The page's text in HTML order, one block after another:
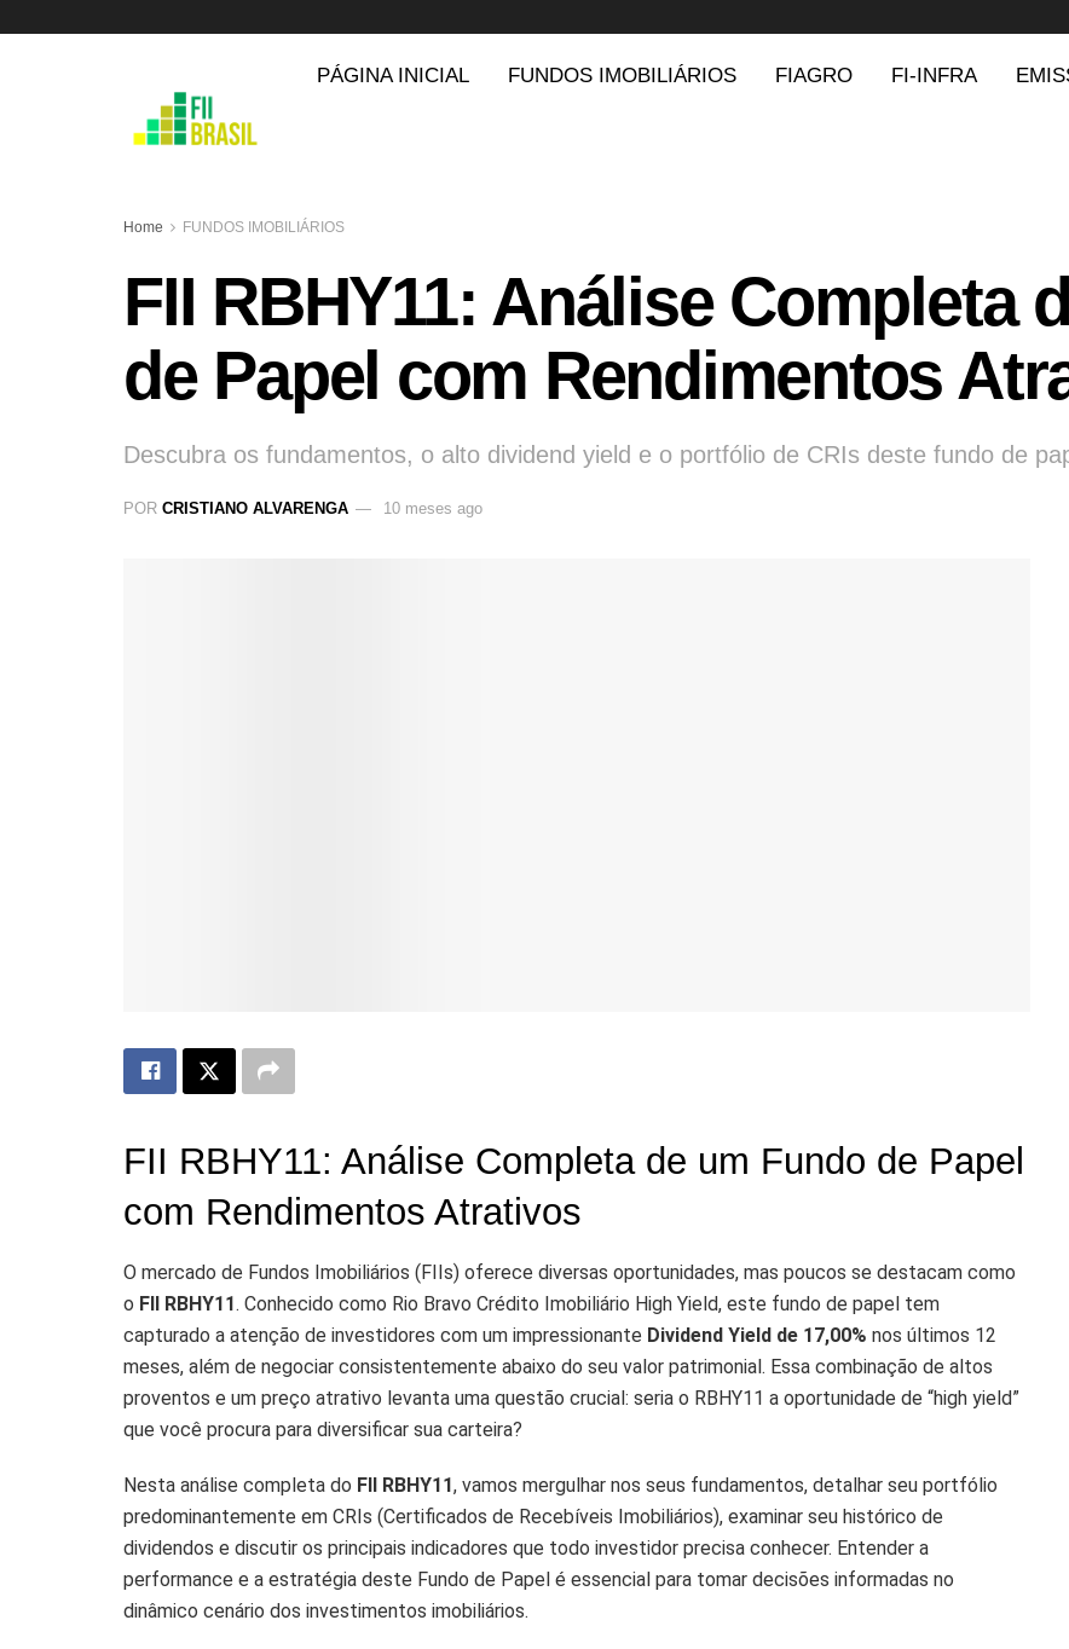
PÁGINA INICIAL FUNDOS IMOBILIÁRIOS FIAGRO FI-INFRA
Home FUNDOS IMOBILIÁRIOS
FII RBHY11: Análise Completa
de Papel com Rendimentos
Descubra os fundamentos, o alto dividend yield e o portfólio de CRIs deste fundo de
POR CRISTIANO ALVARENGA 10 meses ago
FII RBHY11: Análise Completa de um Fundo de Papel
com Rendimentos Atrativos
O mercado de Fundos Imobiliários (FIIs) oferece diversas oportunidades, mas poucos se destacam como
o FII RBHY11. Conhecido como Rio Bravo Crédito Imobiliário High Yield, este fundo de papel tem
capturado a atenção de investidores com um impressionante Dividend Yield de 17,00% nos últimos 12
meses, além de negociar consistentemente abaixo do seu valor patrimonial. Essa combinação de altos
proventos e um preço atrativo levanta uma questão crucial: seria o RBHY11 a oportunidade de “high yield”
que você procura para diversificar sua carteira?
Nesta análise completa do FII RBHY11, vamos mergulhar nos seus fundamentos, detalhar seu portfólio
predominantemente em CRIs (Certificados de Recebíveis Imobiliários), examinar seu histórico de
dividendos e discutir os principais indicadores que todo investidor precisa conhecer. Entender a
performance e a estratégia deste Fundo de Papel é essencial para tomar decisões informadas no
dinâmico cenário dos investimentos imobiliários.